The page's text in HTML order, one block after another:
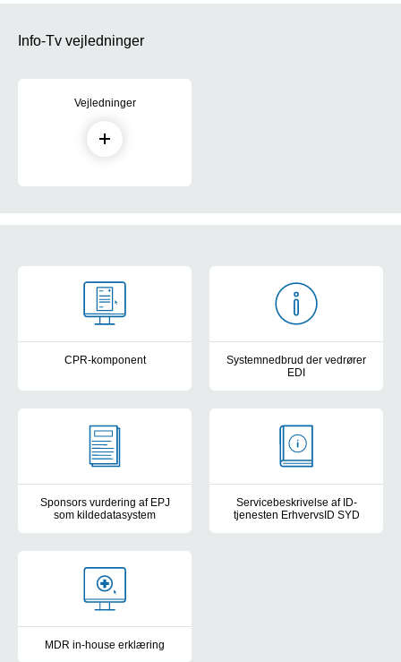
Info-Tv vejledninger
Vejledninger
CPR-komponent
Systemnedbrud der vedrører
EDI
Sponsors vurdering af EPJ
som kildedatasystem
Servicebeskrivelse af ID-
tjenesten ErhvervsID SYD
MDR in-house erklæring